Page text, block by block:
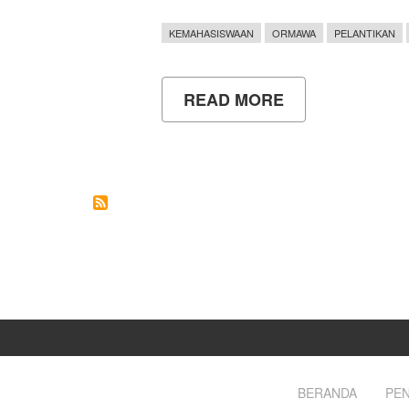
KEMAHASISWAAN ORMAWA PELANTIKAN
READ MORE
REKTOR
BERANDA